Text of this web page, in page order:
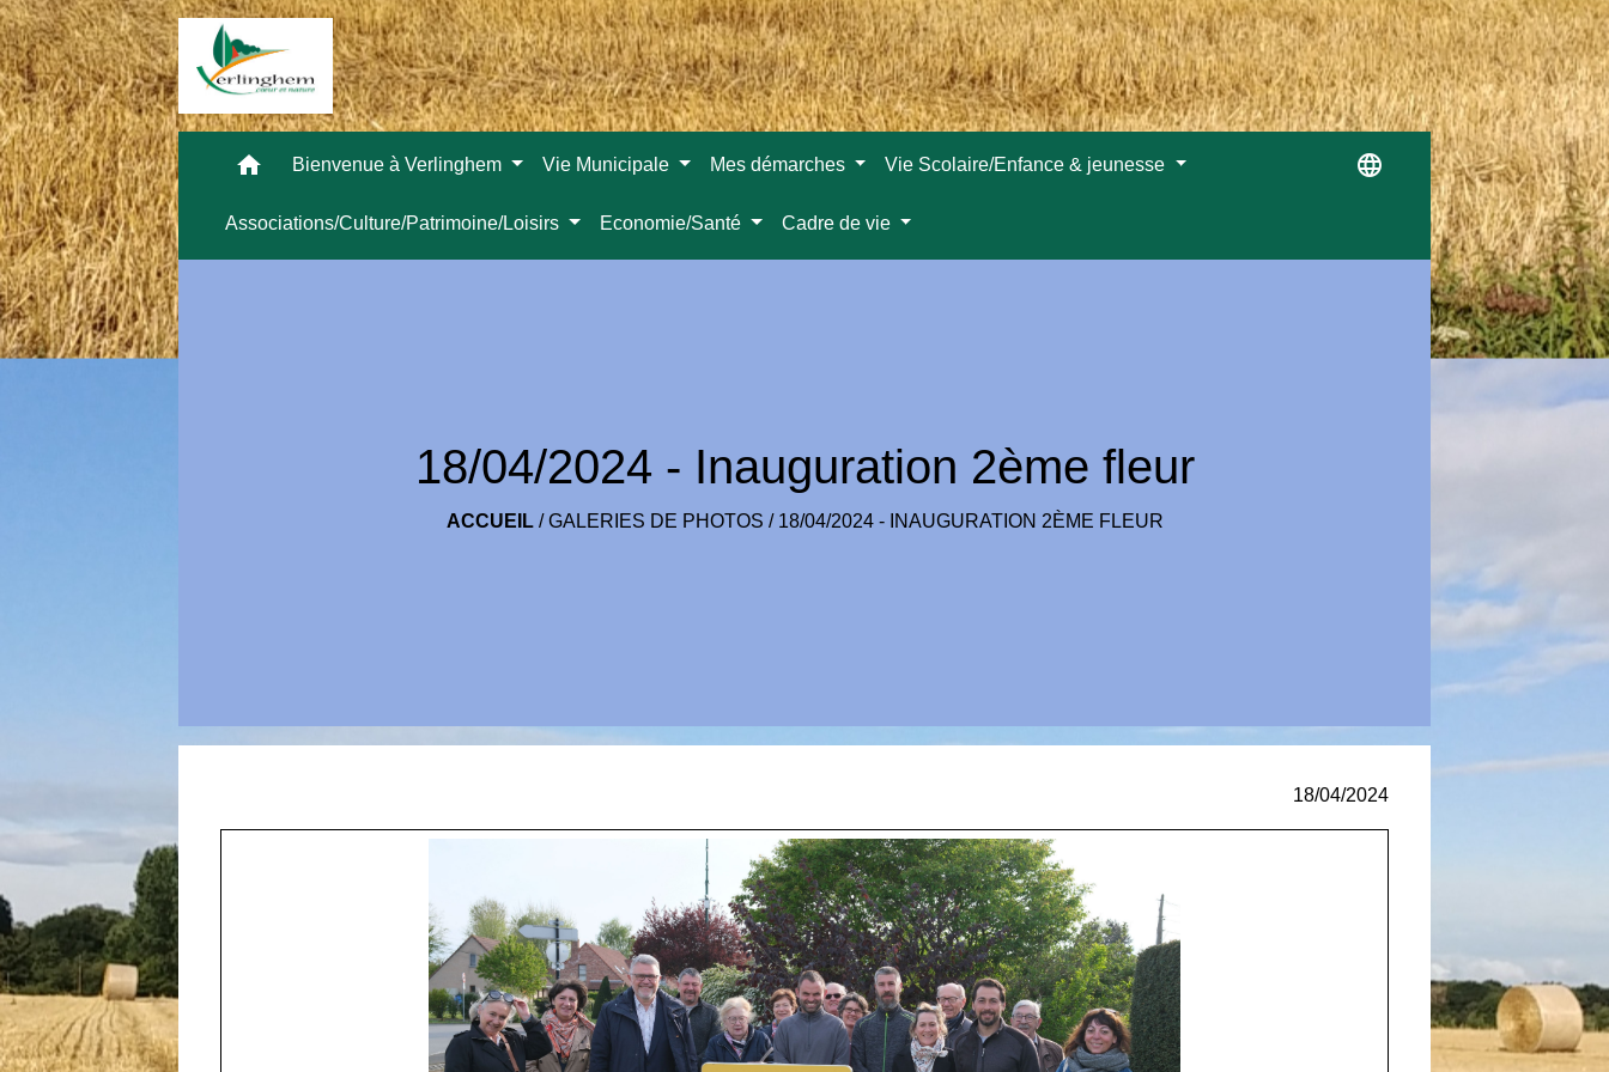
home Bienvenue à Verlinghem Vie Municipale Mes démarches Vie Scolaire/Enfance & jeunesse
Associations/Culture/Patrimoine/Loisirs Economie/Santé Cadre de vie
language
18/04/2024 - Inauguration 2ème fleur
ACCUEIL/GALERIES DE PHOTOS / 18/04/2024 - INAUGURATION 2ÈME FLEUR
18/04/2024